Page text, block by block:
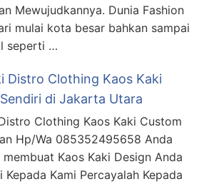
Mewujudkannya. Dunia Fashion
mulai kota besar bahkan sampai
seperti …
Distro Clothing Kaos Kaki
di Jakarta Utara
Clothing Kaos Kaki Custom
Hp/Wa 085352495658 Anda
Kaos Kaki Design Anda
Kepada Kami Percayalah Kepada